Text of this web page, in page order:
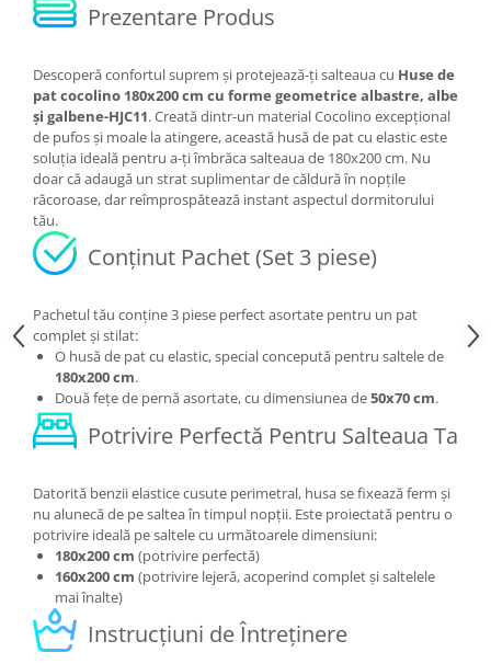
Prezentare Produs
Descoperă confortul suprem și protejează-ți salteaua cu Huse de
pat cocolino 180x200 cm cu forme geometrice albastre, albe
și galbene-HJC11. Creată dintr-un material Cocolino excepțional
de pufos și moale la atingere, această husă de pat cu elastic este
soluția ideală pentru a-ți îmbrăca salteaua de 180x200 cm. Nu
doar că adaugă un strat suplimentar de căldură în nopțile
răcoroase, dar reîmprospătează instant aspectul dormitorului
tău.
Conținut Pachet (Set 3 piese)
Pachetul tău conține 3 piese perfect asortate pentru un pat
complet și stilat:
O husă de pat cu elastic, special concepută pentru saltele de
180x200 cm.
Două fețe de pernă asortate, cu dimensiunea de50x70 cm.
Potrivire Perfectă Pentru Salteaua Ta
Datorită benzii elastice cusute perimetral, husa se fixează ferm și
nu alunecă de pe saltea în timpul nopții. Este proiectată pentru o
potrivire ideală pe saltele cu următoarele dimensiuni:
180x200 cm (potrivire perfectă)
160x200 cm (potrivire lejeră, acoperind complet și saltelele
mai înalte)
Instrucțiuni de Întreținere